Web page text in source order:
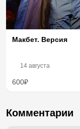
Макбет. Версия
14 августа
600₽
Комментарии